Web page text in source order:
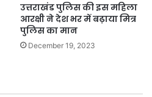
उत्तराखंड पुलिस की इस महिला
आरक्षी ने देश भर में बढ़ाया मित्र
पुलिस का मान
December 19, 2023